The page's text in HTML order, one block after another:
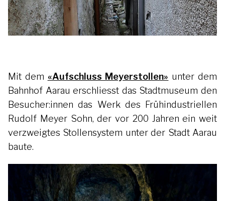
Mit dem «Aufschluss Meyerstollen» unter dem
Bahnhof Aarau erschliesst das Stadtmuseum den
Besucher:innen das Werk des Frühindustriellen
Rudolf Meyer Sohn, der vor 200 Jahren ein weit
verzweigtes Stollensystem unter der Stadt Aarau
baute.